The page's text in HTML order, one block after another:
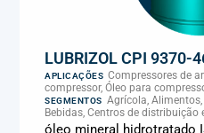
LUBRIZOL CPI 9370-
APLICAÇÕES Compressores de
compressor, Óleo para
compressor, Refrigeração,
SEGMENTOS Agrícola,
Bebidas, Centros de distribuição
Climatização e HVAC, Data
óleo mineral hidrotratado